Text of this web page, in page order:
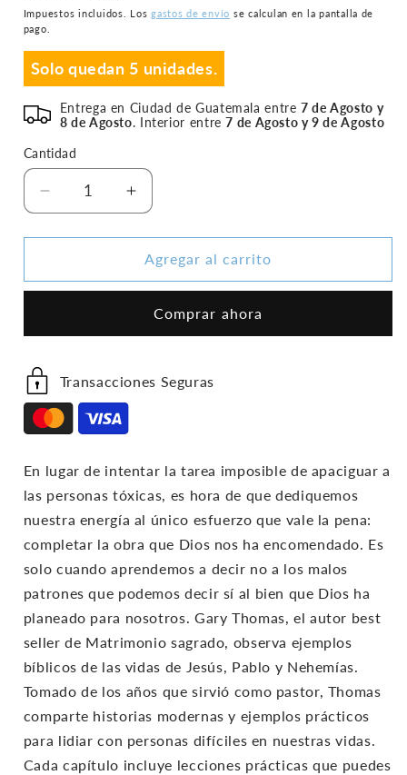
habitual
Impuestos incluidos. Losgastos de envío se calculan en la pantalla de
pago.
Solo quedan 5 unidades.
Entrega en Ciudad de Guatemala entre7 de Agosto y
8 de Agosto. Interior entre7 de Agosto y 9 de Agosto
Cantidad
Reducir
cantidad
para
De
Tóxicas
Aumentar
cantidad
para
Alejate
De
Personas
Tóxicas
Agregar al carrito
Comprar ahora
Transacciones Seguras
En lugar de intentar la tarea imposible de apaciguar a
las personas tóxicas, es hora de que dediquemos
nuestra energía al único esfuerzo que vale la pena:
completar la obra que Dios nos ha encomendado. Es
solo cuando aprendemos a decir no a los malos
patrones que podemos decir sí al bien que Dios ha
planeado para nosotros. Gary Thomas, el autor best
seller de Matrimonio sagrado, observa ejemplos
bíblicos de las vidas de Jesús, Pablo y Nehemías.
Tomado de los años que sirvió como pastor, Thomas
comparte historias modernas y ejemplos prácticos
para lidiar con personas difíciles en nuestras vidas.
Cada capítulo incluye lecciones prácticas que puedes